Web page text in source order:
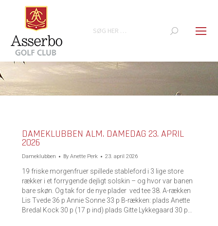
Search:
DAMEKLUBBEN ALM. DAMEDAG 23. APRIL
2026
Dameklubben By Anette Perk 23. april 2026
19 friske morgenfruer spillede stableford i 3 lige store
rækker i et forrygende dejligt solskin – og hvor var banen
bare skøn. Og tak for de nye plader ved tee 38. A-rækken
Lis Tvede 36 p Annie Sonne 33 p B-rækken: plads Anette
Bredal Kock 30 p (17 p ind) plads Gitte Lykkegaard 30 p…